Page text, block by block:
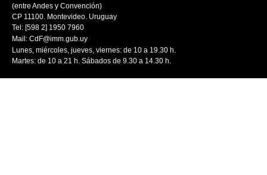
(entre Andes y Convención)
CP 11100. Montevideo. Uruguay
Tel: [598 2] 1950 7960
Mail: CdF@imm.gub.uy
Lunes, miércoles, jueves, viernes: de 10 a 19.30 h.
Martes: de 10 a 21 h. Sábados de 9.30 a 14.30 h.